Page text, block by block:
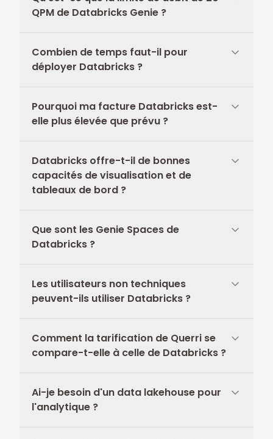
QPM de Databricks Genie ?
Combien de temps faut-il pour
déployer Databricks ?
Pourquoi ma facture Databricks est-
elle plus élevée que prévu ?
Databricks offre-t-il de bonnes
capacités de visualisation et de
tableaux de bord ?
Que sont les Genie Spaces de
Databricks ?
Les utilisateurs non techniques
peuvent-ils utiliser Databricks ?
Comment la tarification de Querri se
compare-t-elle à celle de Databricks ?
Ai-je besoin d'un data lakehouse pour
l'analytique ?